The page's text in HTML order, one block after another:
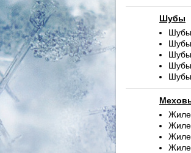
Шубы
Шубы
Шубы
Шубы
Шубы